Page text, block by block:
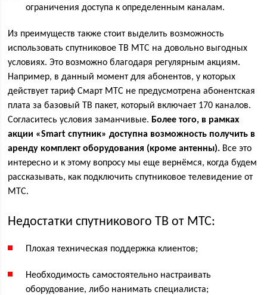
ограничения доступа к определенным каналам.
Из преимуществ также стоит выделить возможность
использовать спутниковое ТВ МТС на довольно выгодных
условиях. Это возможно благодаря регулярным акциям.
Например, в данный момент для абонентов, у которых
действует тариф Смарт МТС не предусмотрена абонентская
плата за базовый ТВ пакет, который включает 170 каналов.
Согласитесь условия заманчивые. Более того, в рамках
акции «Smart спутник» доступна возможность получить в
аренду комплект оборудования (кроме антенны). Все это
интересно и к этому вопросу мы еще вернёмся, когда будем
рассказывать, как подключить спутниковое телевидение от
МТС.
Недостатки спутникового ТВ от МТС:
Плохая техническая поддержка клиентов;
Необходимость самостоятельно настраивать
оборудование, либо нанимать специалиста;